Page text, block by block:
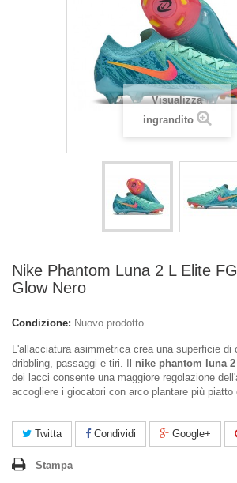
Visualizza
ingrandito
Nike Phantom Luna 2 L Elite
Glow Nero
Condizione: Nuovo prodotto
L'allacciatura asimmetrica crea una superficie di
dribbling, passaggi e tiri. Il nike phantom luna 2
dei lacci consente una maggiore regolazione
accogliere i giocatori con arco plantare più piatto
Twitta Condividi Google+
Stampa